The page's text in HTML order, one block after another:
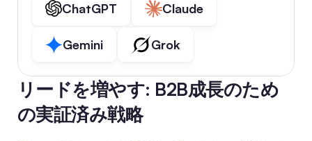
ChatGPT
Claude
Gemini Grok
リードを増やす: B2B成長のため
の実証済み戦略